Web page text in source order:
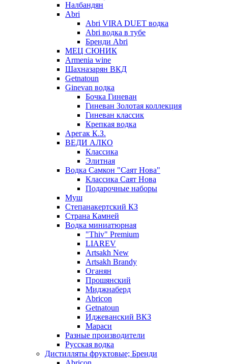
Налбандян
Abri
Abri VIRA DUET водка
Abri водка в тубе
Бренди Abri
МЕЦ СЮНИК
Armenia wine
Шахназарян ВКД
Getnatoun
Ginevan водка
Бочка Гиневан
Гиневан Золотая коллекция
Гиневан классик
Крепкая водка
Арегак К.З.
ВЕДИ АЛКО
Классика
Элитная
Водка Самкон "Саят Нова"
Классика Саят Нова
Подарочные наборы
Муш
Степанакертский КЗ
Страна Камней
Водка миниатюрная
"Thiv" Premium
LIAREV
Artsakh New
Artsakh Brandy
Оганян
Прошянский
Миджнаберд
Abricon
Getnatoun
Иджеванский ВКЗ
Мараси
Разные производители
Русская водка
Дистилляты фруктовые; Бренди